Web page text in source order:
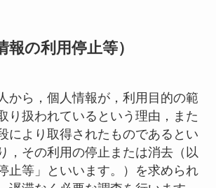
報の利用停止等）
から，個人情報が，利用目的の範
り扱われているという理由，また
により取得されたものであるとい
，その利用の停止または消去（以
止等」といいます。）を求められ